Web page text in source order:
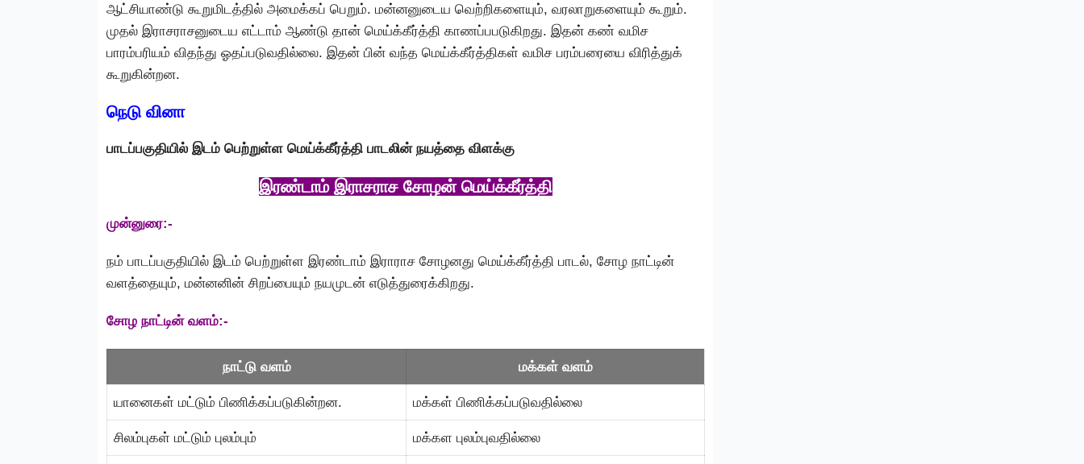
ஆட்சியாண்டு கூறுமிடத்தில் அமைக்கப் பெறும். மன்னனுடைய வெற்றிகளையும், வரலாறுகளையும் கூறும்.
முதல் இராசராசனுடைய எட்டாம் ஆண்டு தான் மெய்க்கீர்த்தி காணப்பபடுகிறது. இதன் கண் வமிச
பாரம்பரியம் விதந்து ஓதப்படுவதில்லை. இதன் பின் வந்த மெய்க்கீர்த்திகள் வமிச பரம்பரையை விரித்துக்
கூறுகின்றன.
நெடு வினா
பாடப்பகுதியில் இடம் பெற்றுள்ள மெய்க்கீர்த்தி பாடலின் நயத்தை விளக்கு
இரண்டாம் இராசராச சோழன் மெய்க்கீர்த்தி
முன்னுரை:-
நம் பாடப்பகுதியில் இடம் பெற்றுள்ள இரண்டாம் இராராச சோழனது மெய்க்கீர்த்தி பாடல், சோழ நாட்டின்
வளத்தையும், மன்னனின் சிறப்பையும் நயமுடன் எடுத்துரைக்கிறது.
சோழ நாட்டின் வளம்:-
நாட்டு வளம் மக்கள் வளம்
யானைகள் மட்டும் பிணிக்கப்படுகின்றன. மக்கள் பிணிக்கப்படுவதில்லை
சிலம்புகள் மட்டும் புலம்பும் மக்கள புலம்புவதில்லை